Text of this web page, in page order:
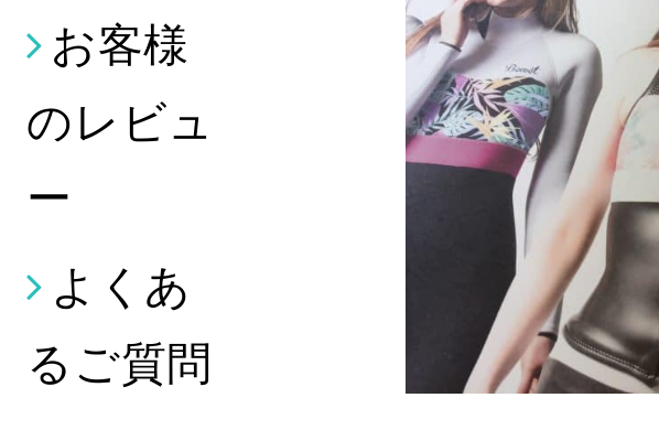
お客様
のレビュ
ー
よくあ
るご質問